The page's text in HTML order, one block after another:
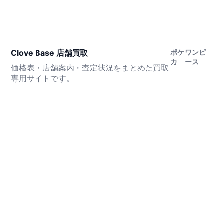
Clove Base 店舗買取
価格表・店舗案内・査定状況をまとめた買取
専用サイトです。
ポケ
カ
ワンピ
ース